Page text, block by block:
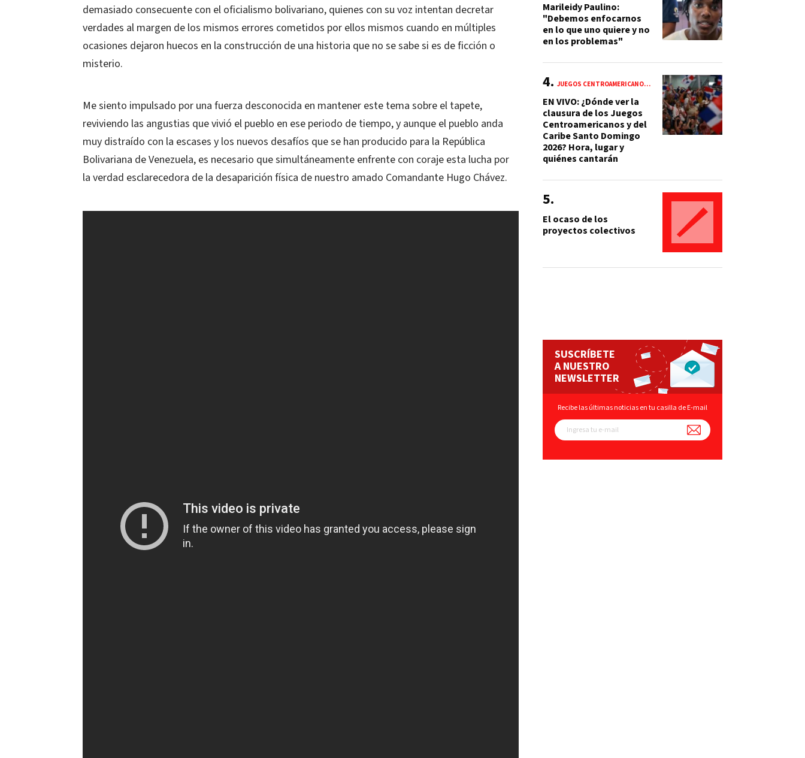
demasiado consecuente con el oficialismo bolivariano, quienes con su voz intentan decretar
verdades al margen de los mismos errores cometidos por ellos mismos cuando en múltiples
ocasiones dejaron huecos en la construcción de una historia que no se sabe si es de ficción o
misterio.
Me siento impulsado por una fuerza desconocida en mantener este tema sobre el tapete,
reviviendo las angustias que vivió el pueblo en ese periodo de tiempo, y aunque el pueblo anda
muy distraído con la escases y los nuevos desafíos que se han producido para la República
Bolivariana de Venezuela, es necesario que simultáneamente enfrente con coraje esta lucha por
la verdad esclarecedora de la desaparición física de nuestro amado Comandante Hugo Chávez.
Marileidy Paulino:
"Debemos enfocarnos
en lo que uno quiere y no
en los problemas"
JUEGOS CENTROAMERICANOS Y DEL CARIBE 2026
EN VIVO: ¿Dónde ver la
clausura de los Juegos
Centroamericanos y del
Caribe Santo Domingo
2026? Hora, lugar y
quiénes cantarán
El ocaso de los
proyectos colectivos
SUSCRÍBETE
A NUESTRO
NEWSLETTER
Recibe las últimas noticias en tu casilla de E-mail